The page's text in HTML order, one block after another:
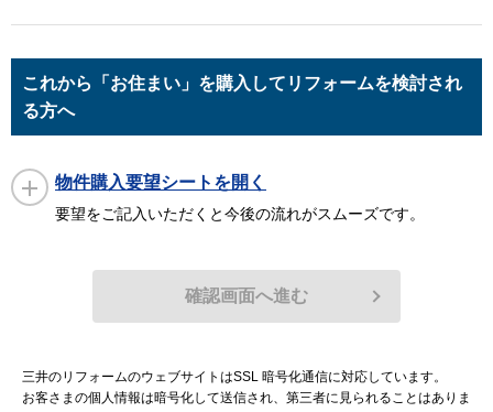
これから「お住まい」を購入してリフォームを検討され
る方へ
物件購入要望シートを
要望をご記入いただくと今後の流れがスムーズです。
確認画面へ進む
三井のリフォームのウェブサイトはSSL 暗号化通信に対応しています。
お客さまの個人情報は暗号化して送信され、第三者に見られることはありま